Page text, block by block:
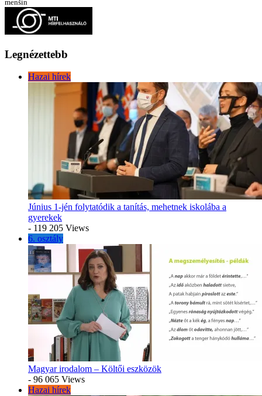
menšín
Legnézettebb
Hazai hírek
Június 1-jén folytatódik a tanítás, mehetnek iskolába a
gyerekek
- 119 205 Views
6. osztály
Magyar irodalom – Költői eszközök
- 96 065 Views
Hazai hírek